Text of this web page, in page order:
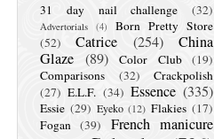
31 day nail challenge (32)
Advertorials (4)
Born Pretty Store
(52)
Catrice (254)
China
Glaze (89) Color Club
(19)
Comparisons
(32)
Crackpolish
(27) E.L.F. (34) Essence (335)
Essie (29) Eyeko (12) Flakies (17)
Fogan (39)
French manicure